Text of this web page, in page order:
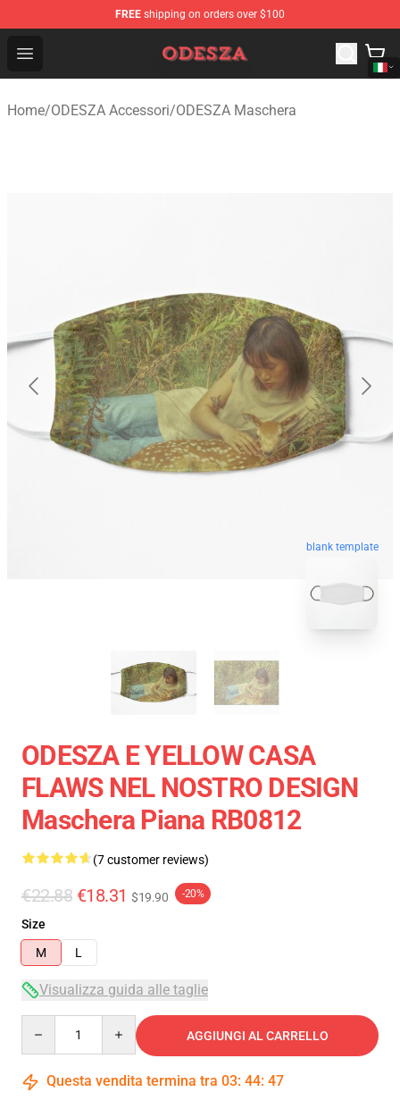
FREE shipping on orders over $100
Open menu
ODESZA Shop - Official ODESZA Merchandise Store
Home/ODESZA Accessori/ODESZA Maschera
blank template
ODESZA E YELLOW CASA
FLAWS NEL NOSTRO DESIGN
Maschera Piana RB0812
(7 customer reviews)
€22.88 €18.31 $19.90 -20%
Size
M
L
Visualizza guida alle taglie
AGGIUNGI AL CARRELLO
Questa vendita termina tra 03: 44: 47